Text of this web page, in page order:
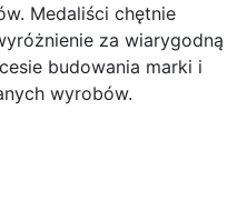
Medaliści chętnie
za wiarygodną
budowania marki i
wyrobów.